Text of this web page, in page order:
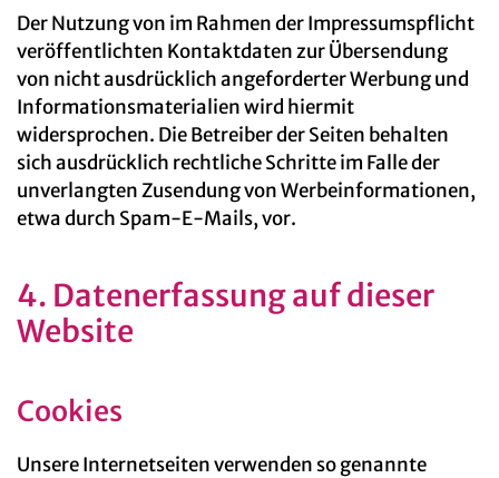
Der Nutzung von im Rahmen der Impressumspflicht
veröffentlichten Kontaktdaten zur Übersendung
von nicht ausdrücklich angeforderter Werbung und
Informationsmaterialien wird hiermit
widersprochen. Die Betreiber der Seiten behalten
sich ausdrücklich rechtliche Schritte im Falle der
unverlangten Zusendung von Werbeinformationen,
etwa durch Spam-E-Mails, vor.
4. Datenerfassung auf dieser
Website
Cookies
Unsere Internetseiten verwenden so genannte